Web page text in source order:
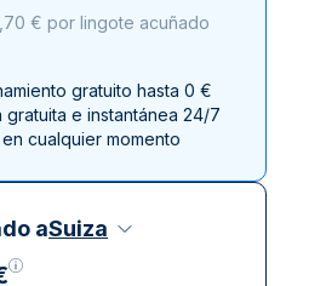
€ por lingote acuñado
gratuito hasta 0 €
gratuita e instantánea 24/7
cualquier momento
aSuiza